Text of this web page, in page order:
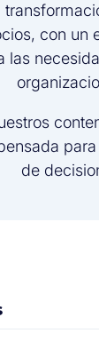
con un
las
de